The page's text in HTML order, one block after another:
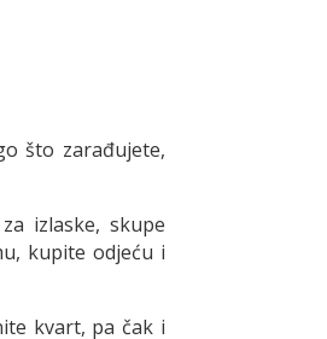
što zarađujete,
izlaske, skupe
kupite odjeću i
kvart, pa čak i